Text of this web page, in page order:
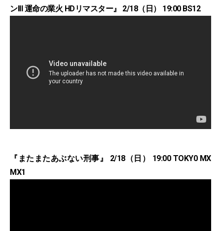
ンIII 運命の業火 HDリマスター』 2/18（日） 19:00 BS12
『またまたあぶない刑事』 2/18（日） 19:00 TOKY0 MX
MX1